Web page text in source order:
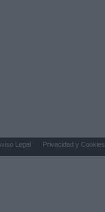
Legal Privacidad y Cookies